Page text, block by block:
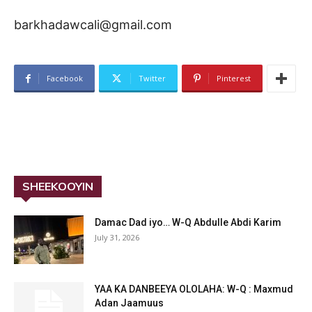
barkhadawcali@gmail.com
Facebook Twitter Pinterest
SHEEKOOYIN
Damac Dad iyo… W-Q Abdulle Abdi Karim
July 31, 2026
YAA KA DANBEEYA OLOLAHA: W-Q : Maxmud
Adan Jaamuus